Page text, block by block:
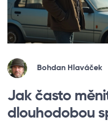
Bohdan Hlaváček
Jak často
dlouhodobou